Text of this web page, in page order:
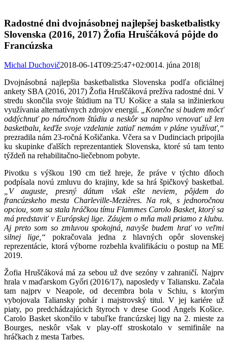
Radostné dni dvojnásobnej najlepšej basketbalistky
Slovenska (2016, 2017) Žofia Hruščáková pôjde do
Francúzska
Michal Duchovič2018-06-14T09:25:47+02:0014. júna 2018|
Dvojnásobná najlepšia basketbalistka Slovenska podľa oficiálnej
ankety SBA (2016, 2017) Žofia Hruščáková prežíva radostné dni. V
stredu skončila svoje štúdium na TU Košice a stala sa inžinierkou
využívania alternatívnych zdrojov energií. „Konečne si budem môcť
oddýchnuť po náročnom štúdiu a neskôr sa naplno venovať už len
basketbalu, keďže svoje vzdelanie zatiaľ nemám v pláne využívať,“
prezradila nám 23-ročná Košičanka. Včera sa v Dudinciach pripojila
ku skupinke ďalších reprezentantiek Slovenska, ktoré sú tam tento
týždeň na rehabilitačno-liečebnom pobyte.
Pivotku s výškou 190 cm tiež hreje, že práve v týchto dňoch
podpísala novú zmluvu do krajiny, kde sa hrá špičkový basketbal.
„V auguste, presný dátum však ešte neviem, pôjdem do
francúzskeho mesta Charleville-Mezières. Na rok, s jednoročnou
opciou, som sa stala hráčkou tímu Flammes Carolo Basket, ktorý sa
má predstaviť v Európskej lige. Záujem o mňa mali priamo z klubu.
Aj preto som so zmluvou spokojná, navyše budem hrať vo veľmi
silnej lige,“ pokračovala jedna z hlavných opôr slovenskej
reprezentácie, ktorá výborne rozbehla kvalifikáciu o postup na ME
2019.
Žofia Hruščáková má za sebou už dve sezóny v zahraničí. Najprv
hrala v maďarskom Győri (2016/17), naposledy v Taliansku. Začala
tam najprv v Neapole, od decembra bola v Schiu, s ktorým
vybojovala Taliansky pohár i majstrovský titul. V jej kariére už
piaty, po predchádzajúcich štyroch v drese Good Angels Košice.
Carolo Basket skončilo v tabuľke francúzskej ligy na 2. mieste za
Bourges, neskôr však v play-off stroskotalo v semifinále na
hráčkach z mesta Tarbes.